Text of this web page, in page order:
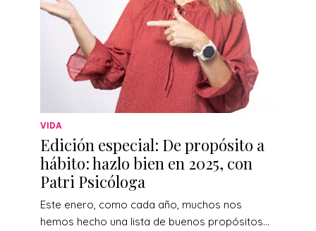
VIDA
Edición especial: De propósito a
hábito: hazlo bien en 2025, con
Patri Psicóloga
Este enero, como cada año, muchos nos
hemos hecho una lista de buenos propósitos…